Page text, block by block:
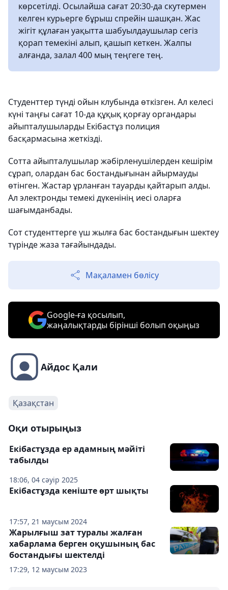
көрсетілді. Осылайша сағат 20:30-да скутермен
келген курьерге бұрыш спрейін шашқан. Жас
жігіт құлаған уақытта шабуылдаушылар сегіз
қорап темекіні алып, қашып кеткен. Жалпы
алғанда, залал 400 мың теңгеге тең.
Студенттер түнді ойын клубында өткізген. Ал келесі
күні таңғы сағат 10-да құқық қорғау органдары
айыпталушыларды Екібастұз полиция
басқармасына жеткізді.
Сотта айыпталушылар жәбірленушілерден кешірім
сұрап, олардан бас бостандығынан айырмауды
өтінген. Жастар ұрланған тауарды қайтарып алды.
Ал электронды темекі дүкенінің иесі оларға
шағымданбады.
Сот студенттерге үш жылға бас бостандығын шектеу
түрінде жаза тағайындады.
Мақаламен бөлісу
Google-ға қосылып,
жаңалықтарды бірінші болып оқыңыз
Айдос Қали
Қазақстан
Оқи отырыңыз
18:06, 04 сәуір 2025
Екібастұзда ер адамның мәйіті
табылды
17:57, 21 маусым 2024
Екібастұзда кеніште өрт шықты
17:29, 12 маусым 2023
Жарылғыш зат туралы жалған
хабарлама берген оқушының бас
бостандығы шектелді